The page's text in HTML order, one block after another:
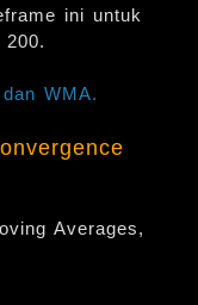
ini untuk
WMA.
Averages,